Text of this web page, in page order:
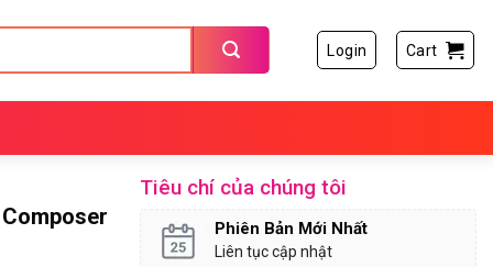
Login Cart
Tiêu chí của chúng tôi
Phiên Bản Mới Nhất
Liên tục cập nhật